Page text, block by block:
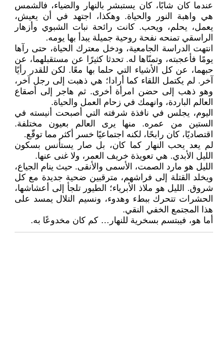
عندما كان شابًا، كان يستبشر بالنهار والضياء، فالشمس
هي واهبة النور والحياة. وهكذا، اجتهد في أن يعيش،
يعمل، يحلم، ويحب. كانت رائحة نبات الشبوي وأزهار
الراسقي تمنحه نفحة روحية جميلة يبدأ بها يومه.
انتهت الدراسة الجامعية، ودخل معترك الحياة، حتى رآها
يومًا فأعجبته، وتمنّاها له. تحدثا كثيرًا عن مستقبلهما، عن
حبهما، عن كل الأشياء التي حلما بها معًا. لكن للقدر رأيًا
آخر. لم يكتمل اللقاء كما أرادا؛ هي ذهبت إلى رجل آخر،
وهو ذهب إلى حضن امرأة أخرى. ثم هاجر إلى أصقاع
العالم الباردة، وانهمك في زحام العمل والحياة.
اليوم، يجلس في نافذة شرفته التي أصبحت أنيسته في
الستين من عمره. منها يرى العالم بعيون مختلفة.
اقتصاديًا، كان رابحًا، لكنه اجتماعيًا خسر أكثر مما توقّع.
لم يعد يحب النهار كما كان، بل صار يستأنس بسكون
الليل الأبدي. هي تعويذة خريف العمر، ولا غنى عنها.
الليل هو مارد الصمت، الأسمى والأنقى. حيث ينام الجياع،
ويخلد القتلة إلى فراشهم، مترقبين ضحية جديدة مع كل
شروق. الليل هو ملاذ الأبرياء؛ الطيور تلجأ إلى أعشاشها،
الحشرات تتحرك ببطء وهدوء، ونسيم التلال يمسد على
هذا المجتمع الخفي النقي.
أما هو، فيبتسم بسخرية للنهار… كم كان مخدوعًا به.